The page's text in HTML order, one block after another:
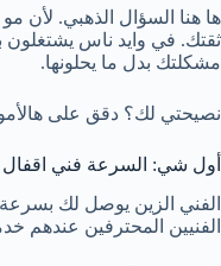
ها هنا السؤال الذهبي. لأن
ثقتك. في وايد ناس
مشكلتك بدل ما يحلونها.
نصيحتي لك؟ دقق على
أول شي: السرعة فني
الفني الزين يوصل لك
الفنيين المحترفين عندهم خدمة ٢٤